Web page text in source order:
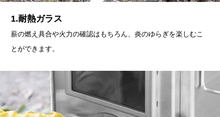
1.耐熱ガラス
薪の燃え具合や火力の確認はもちろん、炎のゆらぎを楽しむこ
とができます。